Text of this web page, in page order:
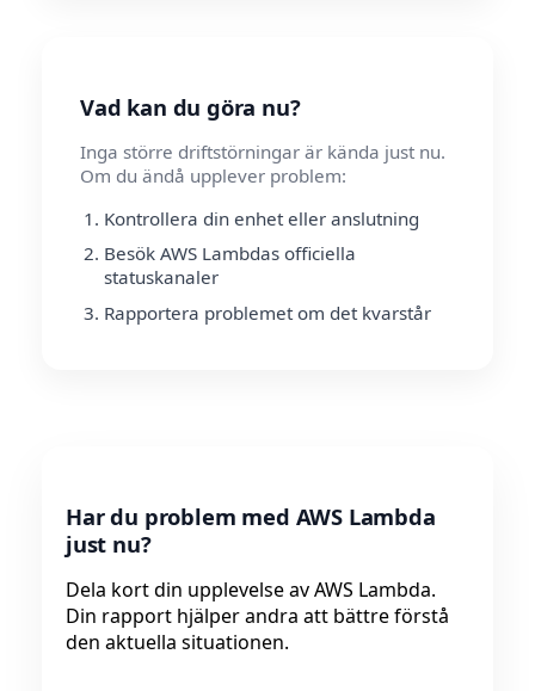
Vad kan du göra nu?
Inga större driftstörningar är kända just nu.
Om du ändå upplever problem:
Kontrollera din enhet eller anslutning
Besök AWS Lambdas officiella
statuskanaler
Rapportera problemet om det kvarstår
Har du problem med AWS Lambda
just nu?
Dela kort din upplevelse av AWS Lambda.
Din rapport hjälper andra att bättre förstå
den aktuella situationen.